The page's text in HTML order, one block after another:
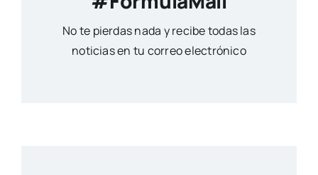
No te pierdas nada y recibe todas las
noticias en tu correo electrónico